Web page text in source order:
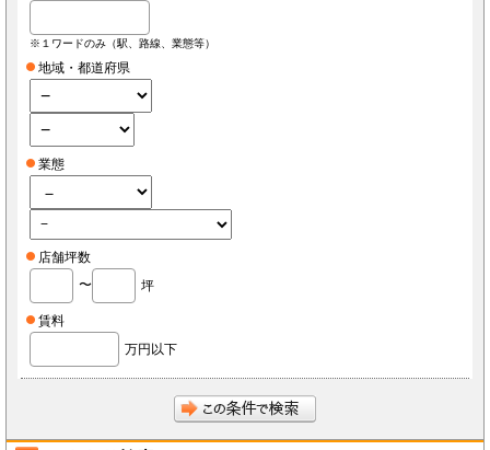
※１ワードのみ（駅、路線、業態等）
地域・都道府県
業態
店舗坪数
〜
坪
賃料
万円以下